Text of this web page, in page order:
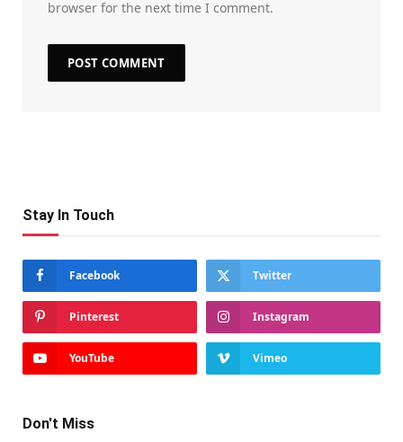
browser for the next time I comment.
Stay In Touch
Facebook Twitter
Pinterest Instagram
YouTube Vimeo
Don't Miss